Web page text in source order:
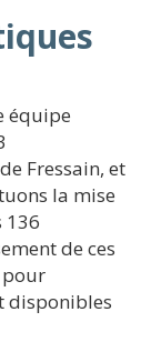
équipe
Fressain, et
la mise
136
de ces
pour
disponibles